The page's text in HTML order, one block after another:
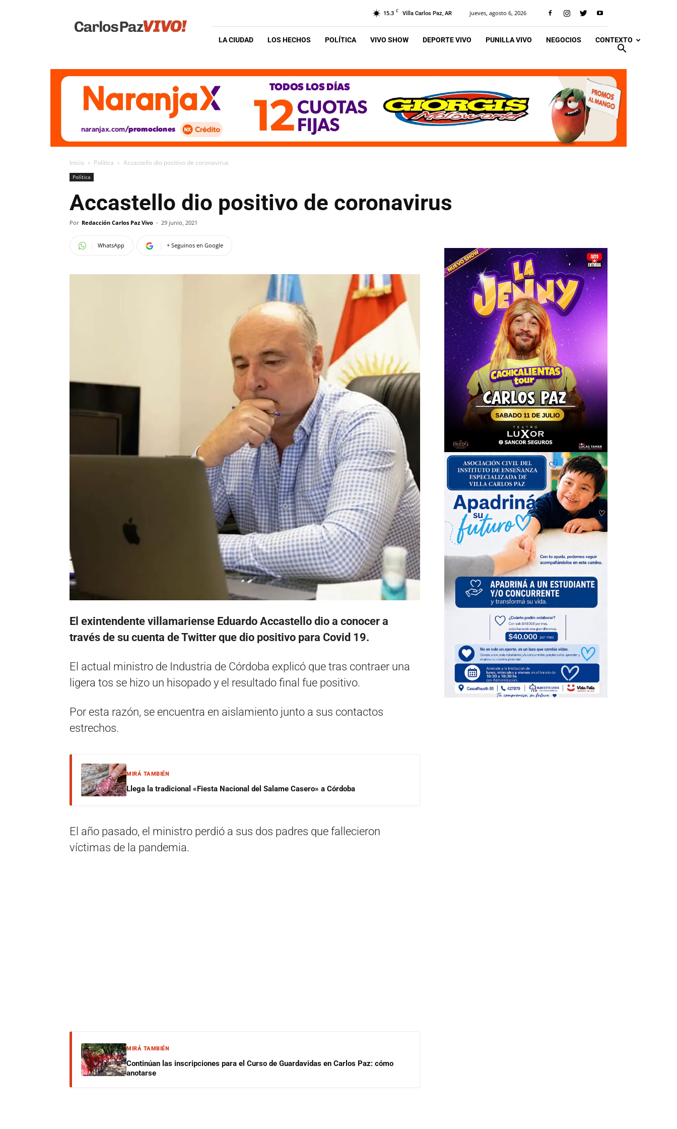
Vivo
15.3 C Villa Carlos Paz, AR jueves, agosto 6, 2026
LA CIUDAD LOS HECHOS POLÍTICA VIVO SHOW DEPORTE VIVO PUNILLA VIVO NEGOCIOS CONTEXTO
Inicio Política Accastello dio positivo de coronavirus
Política
Accastello dio positivo de coronavirus
Por Redacción Carlos Paz Vivo - 29 junio, 2021
WhatsApp + Seguinos en Google
El exintendente villamariense Eduardo Accastello dio a conocer a
través de su cuenta de Twitter que dio positivo para Covid 19.
El actual ministro de Industria de Córdoba explicó que tras contraer una
ligera tos se hizo un hisopado y el resultado final fue positivo.
Por esta razón, se encuentra en aislamiento junto a sus contactos
estrechos.
MIRÁ TAMBIÉN
Llega la tradicional «Fiesta Nacional del Salame Casero» a Córdoba
El año pasado, el ministro perdió a sus dos padres que fallecieron
víctimas de la pandemia.
MIRÁ TAMBIÉN
Continúan las inscripciones para el Curso de Guardavidas en Carlos Paz: cómo
anotarse